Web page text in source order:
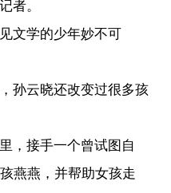
者。
学的少年妙不可
云晓还改变过很多孩
接手一个曾试图自
燕燕，并帮助女孩走